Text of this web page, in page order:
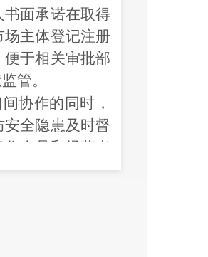
面承诺在取得
主体登记注册
于相关审批部
管。
协作的同时，
全隐患及时督
住人员和经营者
肿瘤医院周边小